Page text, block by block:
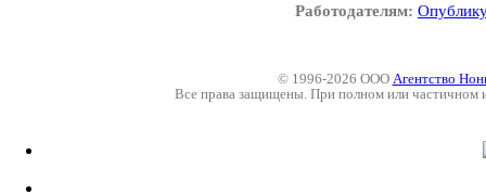
Работодателям:
© 1996-2026 ООО Агентство
Все права защищены. При полном или частичном